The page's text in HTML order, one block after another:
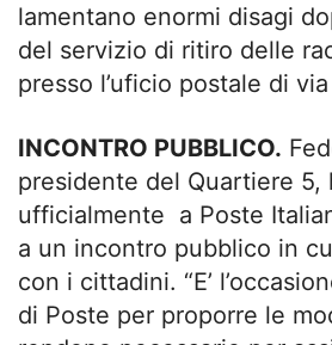
lamentano enormi disagi
del servizio di ritiro delle
presso l’uficio postale di
INCONTRO PUBBLICO.
presidente del Quartiere 5,
ufficialmente a Poste
a un incontro pubblico in
con i cittadini. “E’
di Poste per proporre le